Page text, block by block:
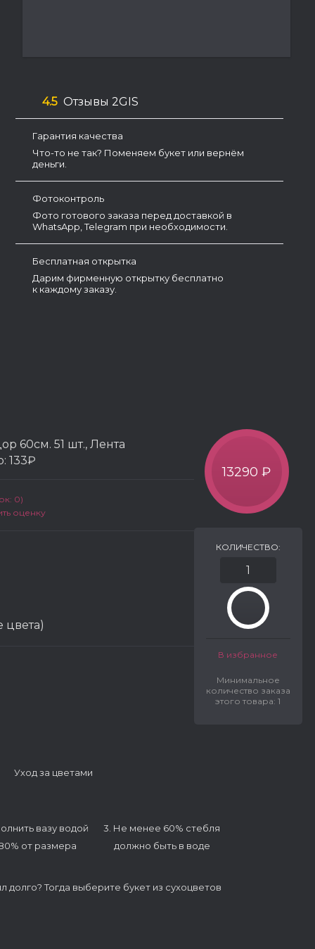
4.5 Отзывы 2GIS
Гарантия качества
Что-то не так? Поменяем букет или вернём
деньги.
Фотоконтроль
Фото готового заказа перед доставкой в
WhatsApp, Telegram при необходимости.
Бесплатная открытка
Дарим фирменную открытку бесплатно
к каждому заказу.
60см. 51 шт., Лента
133₽
0)
оценку
цвета)
13290 ₽
КОЛИЧЕСТВО:
В избранное
Минимальное
количество заказа
этого товара: 1
Уход за цветами
вазу водой
от размера
3. Не менее 60% стебля
должно быть в воде
долго? Тогда выберите букет из сухоцветов